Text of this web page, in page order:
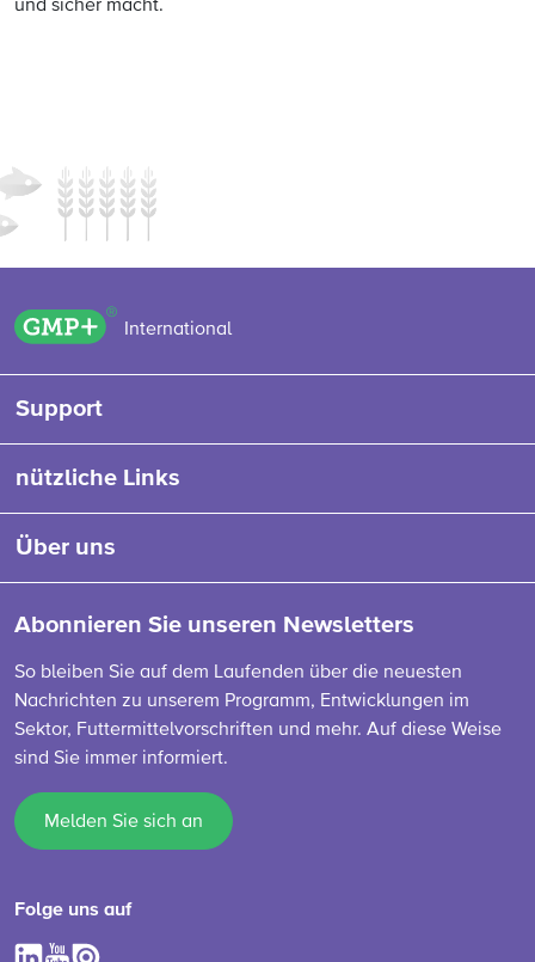
und sicher macht.
GMP+ logo
International
Support
nützliche Links
Über uns
Abonnieren Sie unseren Newsletters
So bleiben Sie auf dem Laufenden über die neuesten
Nachrichten zu unserem Programm, Entwicklungen im
Sektor, Futtermittelvorschriften und mehr. Auf diese Weise
sind Sie immer informiert.
Melden Sie sich an
Folge uns auf